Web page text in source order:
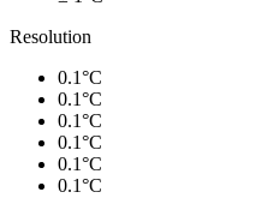
Resolution
0.1°C
0.1°C
0.1°C
0.1°C
0.1°C
0.1°C